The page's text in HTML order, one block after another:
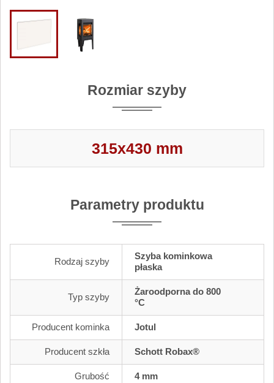
Rozmiar szyby
315x430 mm
Parametry produktu
Rodzaj szyby
Szyba kominkowa
płaska
Typ szyby
Żaroodporna do 800
°C
Producent kominka Jotul
Producent szkła Schott Robax®
Grubość 4 mm